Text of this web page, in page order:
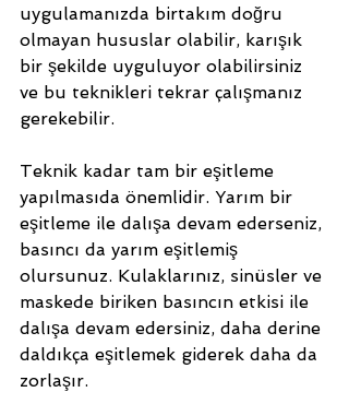
uygulamanızda birtakım doğru
olmayan hususlar olabilir, karışık
bir şekilde uyguluyor olabilirsiniz
ve bu teknikleri tekrar çalışmanız
gerekebilir.
Teknik kadar tam bir eşitleme
yapılmasıda önemlidir. Yarım bir
eşitleme ile dalışa devam ederseniz,
basıncı da yarım eşitlemiş
olursunuz. Kulaklarınız, sinüsler ve
maskede biriken basıncın etkisi ile
dalışa devam edersiniz, daha derine
daldıkça eşitlemek giderek daha da
zorlaşır.